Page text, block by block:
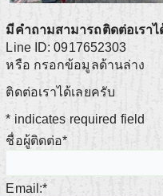
มีคำถามสามารถติดต่อเรา
Line ID: 0917652303
หรือ กรอกข้อมูลด้านล่าง
ติดต่อเราได้เลยครับ
* indicates required field
ชื่อผู้ติดต่อ*
Email:*